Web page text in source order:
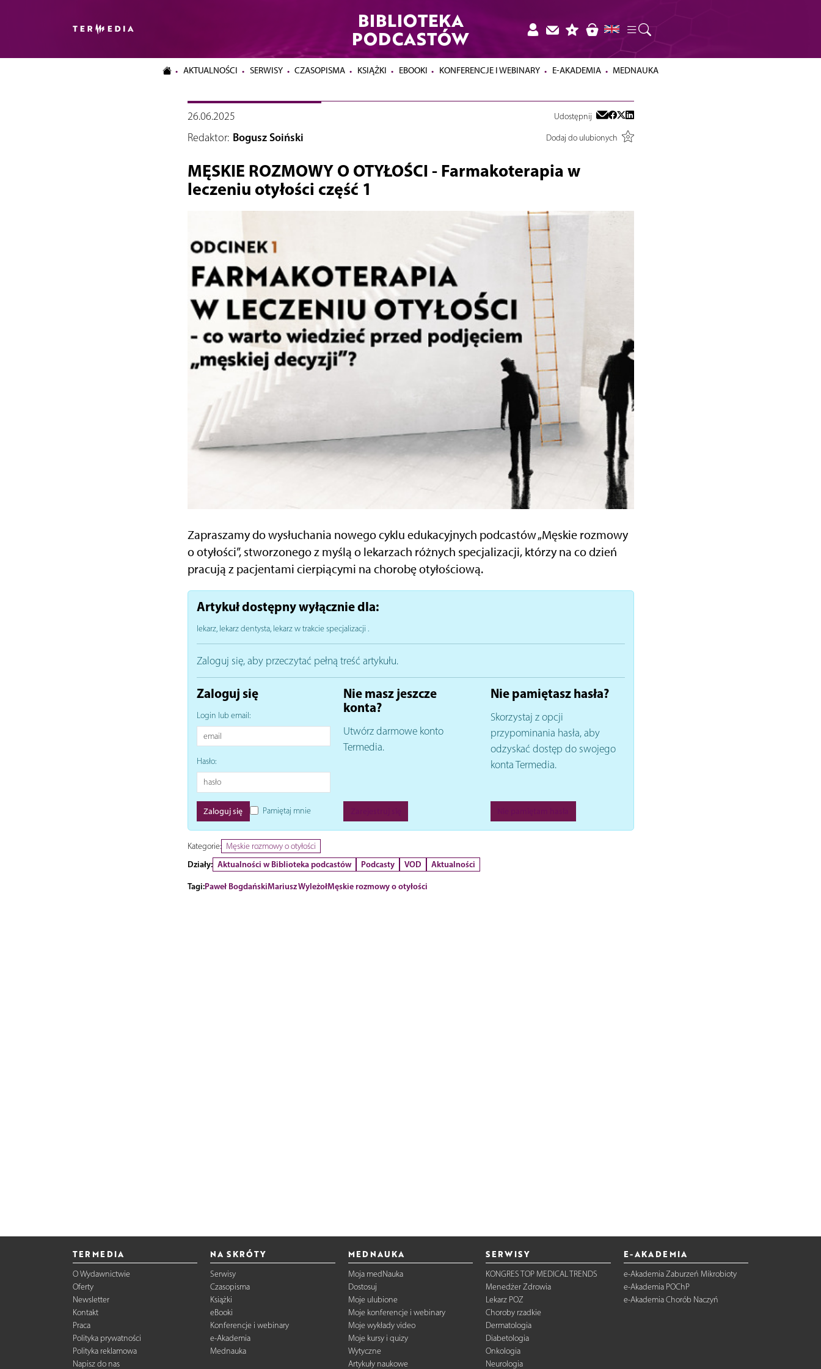
BIBLIOTEKA
PODCASTÓW
AKTUALNOŚCI SERWISY CZASOPISMA KSIĄŻKI EBOOKI KONFERENCJE I WEBINARY E-AKADEMIA MEDNAUKA
26.06.2025 Udostępnij
Redaktor: Bogusz Soiński Dodaj do ulubionych
MĘSKIE ROZMOWY O OTYŁOŚCI - Farmakoterapia w
leczeniu otyłości część 1
Zapraszamy do wysłuchania nowego cyklu edukacyjnych podcastów „Męskie rozmowy
o otyłości”, stworzonego z myślą o lekarzach różnych specjalizacji, którzy na co dzień
pracują z pacjentami cierpiącymi na chorobę otyłościową.
Artykuł dostępny wyłącznie dla:
lekarz, lekarz dentysta, lekarz w trakcie specjalizacji .
Zaloguj się, aby przeczytać pełną treść artykułu.
Zaloguj się
Login lub email:
Hasło:
Pamiętaj mnie
Nie masz jeszcze
konta?
Utwórz darmowe konto
Termedia.
Nie pamiętasz hasła?
Skorzystaj z opcji
przypominania hasła, aby
odzyskać dostęp do swojego
konta Termedia.
Kategorie: Męskie rozmowy o otyłości
Działy: Aktualności w Biblioteka podcastów Podcasty VOD
Aktualności
Tagi:Paweł BogdańskiMariusz WyleżołMęskie rozmowy o otyłości
TERMEDIA
O Wydawnictwie
Oferty
Newsletter
Kontakt
Praca
Polityka prywatności
Polityka reklamowa
Napisz do nas
NA SKRÓTY
Serwisy
Czasopisma
Książki
eBooki
Konferencje i webinary
e-Akademia
Mednauka
MEDNAUKA
Moja medNauka
Dostosuj
Moje ulubione
Moje konferencje i webinary
Moje wykłady video
Moje kursy i quizy
Wytyczne
Artykuły naukowe
SERWISY
KONGRES TOP MEDICAL TRENDS
Menedżer Zdrowia
Lekarz POZ
Choroby rzadkie
Dermatologia
Diabetologia
Onkologia
Neurologia
E-AKADEMIA
e-Akademia Zaburzeń Mikrobioty
e-Akademia POChP
e-Akademia Chorób Naczyń